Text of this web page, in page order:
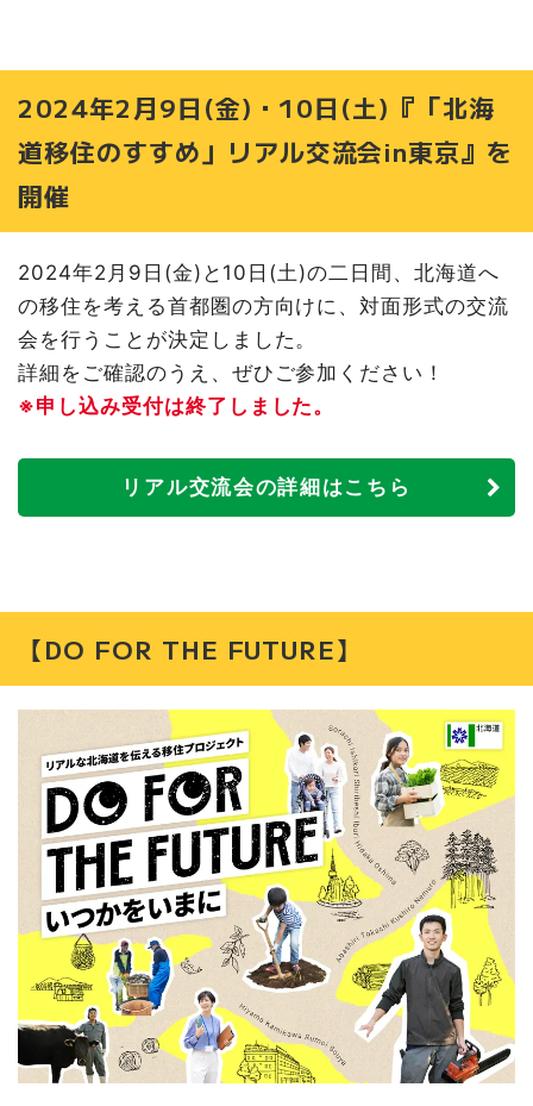
2024年2月9日(金)・10日(土)『「北海
道移住のすすめ」リアル交流会in東京』を
開催
2024年2月9日(金)と10日(土)の二日間、北海道へ
の移住を考える首都圏の方向けに、対面形式の交流
会を行うことが決定しました。
詳細をご確認のうえ、ぜひご参加ください！
※申し込み受付は終了しました。
リアル交流会の詳細はこちら
【DO FOR THE FUTURE】